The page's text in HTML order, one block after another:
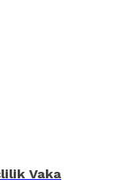
Vaka